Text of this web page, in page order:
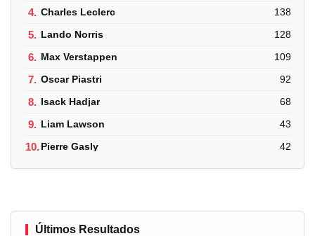
4. Charles Leclerc 138
5. Lando Norris 128
6. Max Verstappen 109
7. Oscar Piastri 92
8. Isack Hadjar 68
9. Liam Lawson 43
10.Pierre Gasly 42
Últimos Resultados